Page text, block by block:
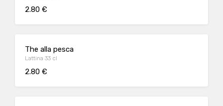
2.80 €
The alla pesca
Lattina 33 cl
2.80 €